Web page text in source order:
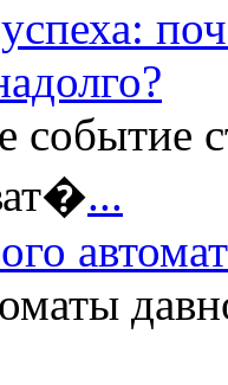
событие
...